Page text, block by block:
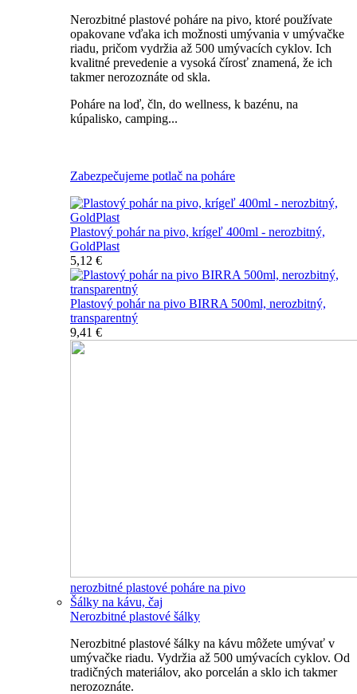
Nerozbitné plastové poháre na pivo, ktoré používate
opakovane vďaka ich možnosti umývania v umývačke
riadu, pričom vydržia až 500 umývacích cyklov. Ich
kvalitné prevedenie a vysoká čírosť znamená, že ich
takmer nerozoznáte od skla.
Poháre na loď, čln, do wellness, k bazénu, na
kúpalisko, camping...
Zabezpečujeme potlač na poháre
Plastový pohár na pivo, krígeľ 400ml - nerozbitný,
GoldPlast
5,12 €
Plastový pohár na pivo BIRRA 500ml, nerozbitný,
transparentný
9,41 €
nerozbitné plastové poháre na pivo
Šálky na kávu, čaj
Nerozbitné plastové šálky
Nerozbitné plastové šálky na kávu môžete umývať v
umývačke riadu. Vydržia až 500 umývacích cyklov. Od
tradičných materiálov, ako porcelán a sklo ich takmer
nerozoznáte.